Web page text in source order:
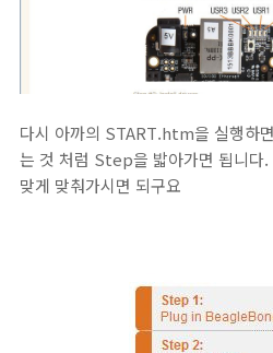
다시 아까의 START.htm을 실행하
는 것 처럼 Step을 밟아가면 됩니
맞게 맞춰가시면 되구요